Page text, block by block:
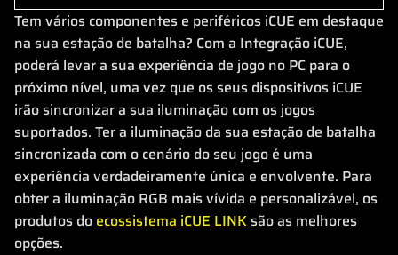
Tem vários componentes e periféricos iCUE em destaque
na sua estação de batalha? Com a Integração iCUE,
poderá levar a sua experiência de jogo no PC para o
próximo nível, uma vez que os seus dispositivos iCUE
irão sincronizar a sua iluminação com os jogos
suportados. Ter a iluminação da sua estação de batalha
sincronizada com o cenário do seu jogo é uma
experiência verdadeiramente única e envolvente. Para
obter a iluminação RGB mais vívida e personalizável, os
produtos doecossistema iCUE LINKsão as melhores
opções.